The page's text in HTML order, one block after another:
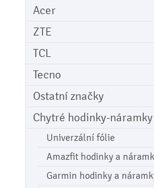
Acer
ZTE
TCL
Tecno
Ostatní značky
Chytré hodinky-náramky
Univerzální fólie
Amazfit hodinky a
Garmin hodinky a